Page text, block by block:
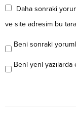
Daha sonraki
ve site adresim bu
Beni sonraki
Beni yeni